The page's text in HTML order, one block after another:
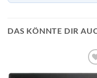
DAS KÖNNTE DIR